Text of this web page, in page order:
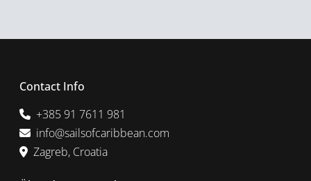
Contact Info
+385 91 7611 981
info@sailsofcaribbean.com
Zagreb, Croatia